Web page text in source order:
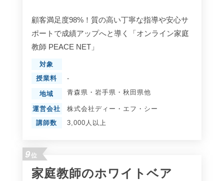
顧客満足度98%！質の高い丁寧な指導や安心サ
ポートで成績アップへと導く「オンライン家庭
教師 PEACE NET」
対象
授業料
-
地域 青森県 ・ 岩手県 ・ 秋田県他
運営会社
株式会社ディー・エフ・シー
講師数
3,000人以上
9位
家庭教師のホワイトベア